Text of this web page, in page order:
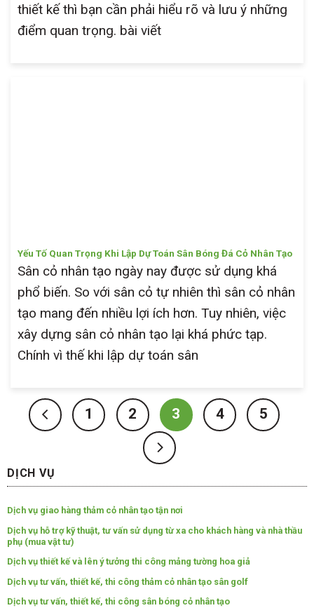
thiết kế thì bạn cần phải hiểu rõ và lưu ý những
điểm quan trọng. bài viết
Yếu Tố Quan Trọng Khi Lập Dự Toán Sân Bóng Đá Cỏ Nhân Tạo
Sân cỏ nhân tạo ngày nay được sử dụng khá
phổ biến. So với sân cỏ tự nhiên thì sân cỏ nhân
tạo mang đến nhiều lợi ích hơn. Tuy nhiên, việc
xây dựng sân cỏ nhân tạo lại khá phức tạp.
Chính vì thế khi lập dự toán sân
1 2 3 4 5
DỊCH VỤ
Dịch vụ giao hàng thảm cỏ nhân tạo tận nơi
Dịch vụ hỗ trợ kỹ thuật, tư vấn sử dụng từ xa cho khách hàng và nhà thầu
phụ (mua vật tư)
Dịch vụ thiết kế và lên ý tưởng thi công mảng tường hoa giả
Dịch vụ tư vấn, thiết kế, thi công thảm cỏ nhân tạo sân golf
Dịch vụ tư vấn, thiết kế, thi công sân bóng cỏ nhân tạo